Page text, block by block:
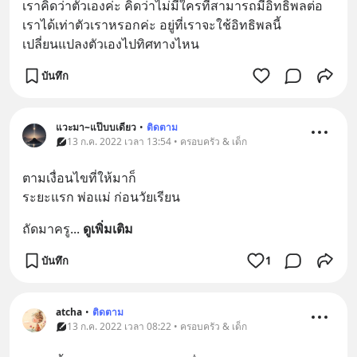
เราคิดว่าตัวเองค่ะ คิดว่าไม่มีใครที่สามารถมีอิทธิพลต่อ
เราได้เท่าตัวเราหรอกค่ะ อยู่ที่เราจะใช้อิทธิพลนี้
เปลี่ยนแปลงตัวเองไปทิศทางไหน
บันทึก
แวะมา~แป๊บบเดียว • ติดตาม
13 ก.ค. 2022 เวลา 13:54 • ครอบครัว & เด็ก
ตามเงื่อนไขที่ให้มาก็
ระยะแรก พ่อแม่ ก่อนวัยเรียน
ถัดมาครู... ดูเพิ่มเติม
บันทึก 1
atcha • ติดตาม
13 ก.ค. 2022 เวลา 08:22 • ครอบครัว & เด็ก